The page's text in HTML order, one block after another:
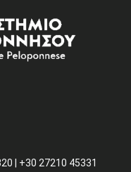
| +30 27210 45331